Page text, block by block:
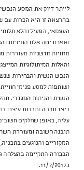
לייתר דיוק את המסע
בהרצאה זו היא הכרות עם
העצמאי, הפעיל והלא
ואפרודיטה אלת המיניות
מזוויות חדשניות מעוררות
והאלות המיתולוגיות
הנפש הנשית והבחירות
ושותפות למסע פנימי
הנשית והניתוח המגדרי.
כיצד חברה ותרבות עיצבו
עליה, באופן שחלקים
תובנה חשובה ומעוררת
המקוריים והנוגעים
הבכורה התקיימה בהצלחה
ב11/7/2017.